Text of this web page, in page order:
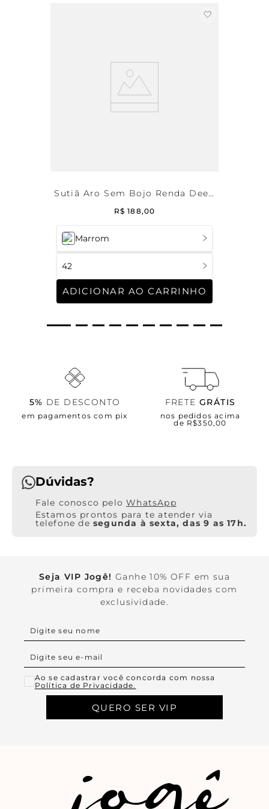
Marrom
42
ADICIONAR AO CARRINHO
Sutiã Aro Sem Bojo Renda Deep
Brown
R$ 188,00
5% DE DESCONTO
em pagamentos com pix
FRETE GRÁTIS
nos pedidos acima
de R$350,00
Dúvidas?
WhatsApp
Estamos prontos para te atender via
telefone de segunda à sexta, das 9 as 17h.
Seja VIP Jogê! Ganhe 10% OFF em sua
primeira compra e receba novidades com
exclusividade.
Ao se cadastrar você concorda com nossa
Política de Privacidade.
QUERO SER VIP